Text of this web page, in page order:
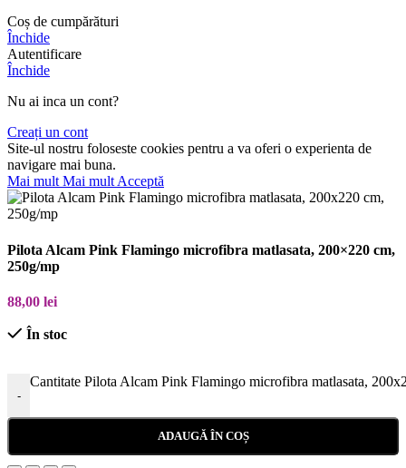
Coș de cumpărături
Închide
Autentificare
Închide
Nu ai inca un cont?
Creați un cont
Site-ul nostru foloseste cookies pentru a va oferi o experienta de
navigare mai buna.
Mai multMai multAcceptă
Pilota Alcam Pink Flamingo microfibra matlasata, 200×220 cm,
250g/mp
88,00 lei
În stoc
-
Cantitate Pilota Alcam Pink Flamingo microfibra matlasata,
ADAUGĂ ÎN COȘ